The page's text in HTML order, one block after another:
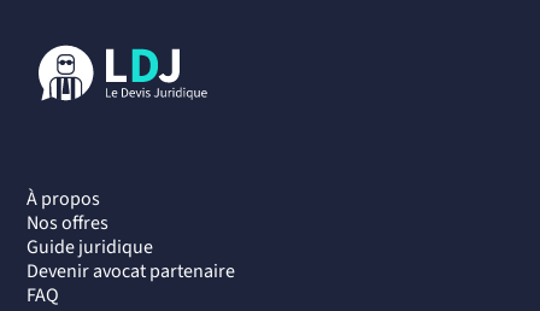
À propos
Nos offres
Guide juridique
Devenir avocat partenaire
FAQ